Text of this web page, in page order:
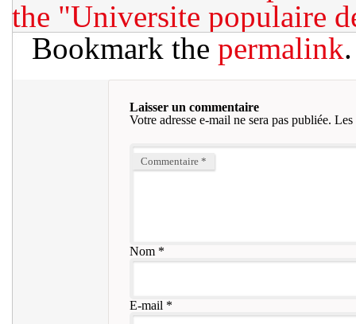
the "Universite populaire
Bookmark the permalink.
Laisser un commentaire
Votre adresse e-mail ne sera pas publiée. Les
Commentaire *
Nom*
E-mail *